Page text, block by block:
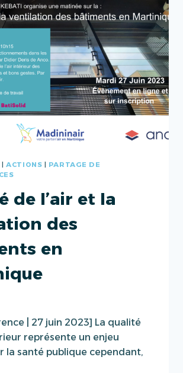
|ACTIONS | PARTAGE DE
de l’air et la
des
en
| 27 juin 2023] La qualité
représente un enjeu
la santé publique cependant,